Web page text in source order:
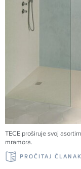
TECE proširuje svoj
mramora.
PROČITAJ ČLANAK